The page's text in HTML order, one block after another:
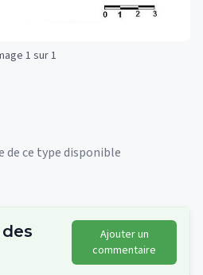
1 sur 1
de ce type disponible
Ajouter un
commentaire